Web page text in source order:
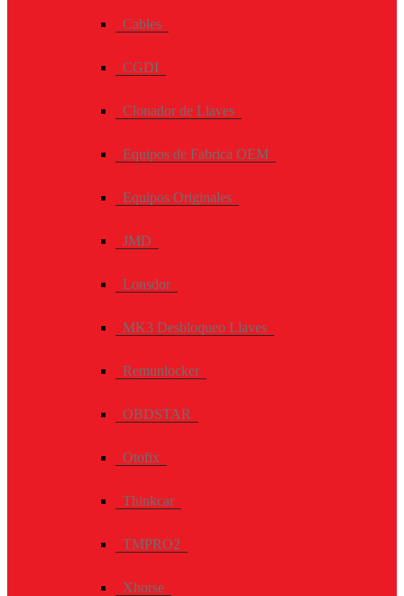
Cables
CGDI
Clonador de Llaves
Equipos de Fabrica OEM
Equipos Originales
JMD
Lonsdor
MK3 Desbloqueo Llaves
Remunlocker
OBDSTAR
Otofix
Thinkcar
TMPRO2
Xhorse